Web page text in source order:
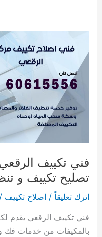
تصليح تكييف و
اترك تعليقاً / اصلاح تكييف
فني تكييف الرقعي يقدم
بالمكيفات من خدمات فك
تكييف
الرقعي
60615556
تصليح
تكييف
تنظيف
مكيفات